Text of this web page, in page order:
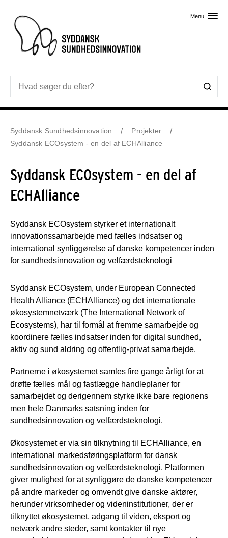
Menu
Syddansk Sundhedsinnovation
Projekter
Syddansk ECOsystem - en del af ECHAlliance
Syddansk ECOsystem - en del af
ECHAlliance
Syddansk ECOsystem styrker et internationalt
innovationssamarbejde med fælles indsatser og
international synliggørelse af danske kompetencer inden
for sundhedsinnovation og velfærdsteknologi
Syddansk ECOsystem, under European Connected
Health Alliance (ECHAlliance) og det internationale
økosystemnetværk (The International Network of
Ecosystems), har til formål at fremme samarbejde og
koordinere fælles indsatser inden for digital sundhed,
aktiv og sund aldring og offentlig-privat samarbejde.
Partnerne i økosystemet samles fire gange årligt for at
drøfte fælles mål og fastlægge handleplaner for
samarbejdet og derigennem styrke ikke bare regionens
men hele Danmarks satsning inden for
sundhedsinnovation og velfærdsteknologi.
Økosystemet er via sin tilknytning til ECHAlliance, en
international markedsføringsplatform for dansk
sundhedsinnovation og velfærdsteknologi. Platformen
giver mulighed for at synliggøre de danske kompetencer
på andre markeder og omvendt give danske aktører,
herunder virksomheder og videninstitutioner, der er
tilknyttet økosystemet, adgang til viden, eksport og
netværk andre steder, samt kontakter til nye